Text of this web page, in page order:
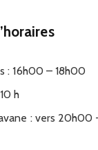
: 16h00 – 18h00
h
: vers 20h00